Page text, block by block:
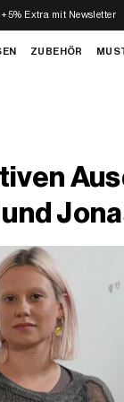
+5% Extra mit Newsletter
ZUBEHÖR